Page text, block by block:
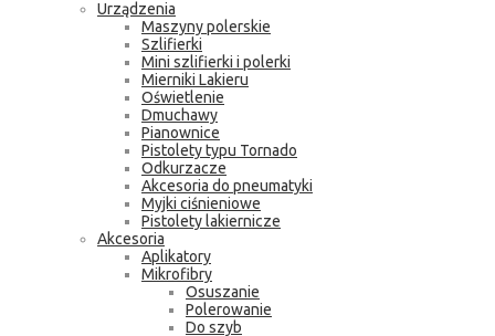
Urządzenia
Maszyny polerskie
Szlifierki
Mini szlifierki i polerki
Mierniki Lakieru
Oświetlenie
Dmuchawy
Pianownice
Pistolety typu Tornado
Odkurzacze
Akcesoria do pneumatyki
Myjki ciśnieniowe
Pistolety lakiernicze
Akcesoria
Aplikatory
Mikrofibry
Osuszanie
Polerowanie
Do szyb